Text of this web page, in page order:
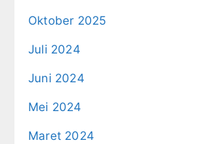
Oktober 2025
Juli 2024
Juni 2024
Mei 2024
Maret 2024